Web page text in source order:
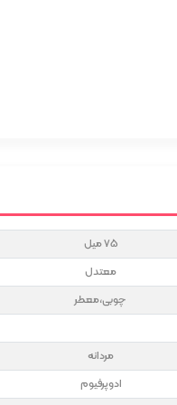
75 میل
معتدل
چوبی،معطر
مردانه
ادوپرفیوم